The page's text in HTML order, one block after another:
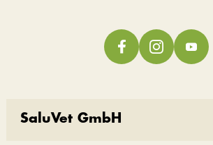
SaluVet GmbH